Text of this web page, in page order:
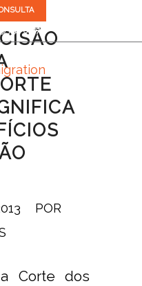
792-8677
POR
Corte dos